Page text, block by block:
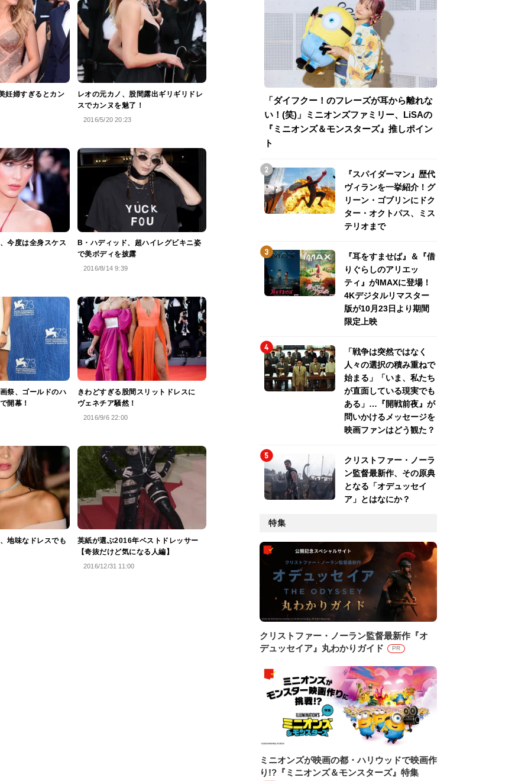
妊婦すぎるとカン
レオの元カノ、股間露出ギリギリドレ
スでカンヌを魅了！
2016/5/20 20:23
今度は全身スケス
B・ハディッド、超ハイレグビキニ姿
で美ボディを披露
2016/8/14 9:39
祭、ゴールドのハ
開幕！
きわどすぎる股間スリットドレスに
ヴェネチア騒然！
2016/9/6 22:00
地味なドレスでも
英紙が選ぶ2016年ベストドレッサー
【奇抜だけど気になる人編】
2016/12/31 11:00
「ダイフクー！のフレーズが耳から離れな
い！(笑)」ミニオンズファミリー、LiSAの
『ミニオンズ＆モンスターズ』推しポイン
ト
『スパイダーマン』歴代
ヴィランを一挙紹介！グ
リーン・ゴブリンにドク
ター・オクトパス、ミス
テリオまで
『耳をすませば』＆『借
りぐらしのアリエッ
ティ』がIMAXに登場！
4Kデジタルリマスター
版が10月23日より期間
限定上映
「戦争は突然ではなく
人々の選択の積み重ねで
始まる」「いま、私たち
が直面している現実でも
ある」…『開戦前夜』が
問いかけるメッセージを
映画ファンはどう観た？
クリストファー・ノーラ
ン監督最新作、その原典
となる「オデュッセイ
ア」とはなにか？
特集
クリストファー・ノーラン監督最新作『オ
デュッセイア』丸わかりガイド
PR
ミニオンズが映画の都・ハリウッドで映画作
り!?『ミニオンズ＆モンスターズ』特集